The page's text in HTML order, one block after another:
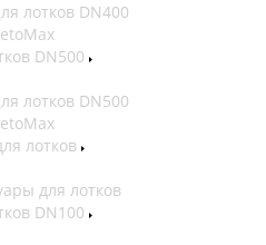
лотков DN400
DN500
лотков DN500
лотков
для лотков
DN100